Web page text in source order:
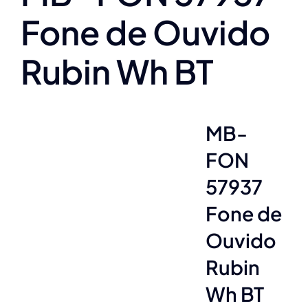
Fone de Ouvido
Rubin Wh BT
MB-
FON
57937
Fone de
Ouvido
Rubin
Wh BT